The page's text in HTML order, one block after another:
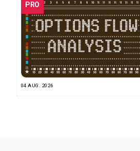
PRO
04 AUG. 2026